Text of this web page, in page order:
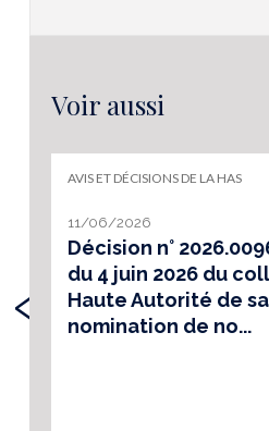
Voir aussi
AVIS ET DÉCISIONS DE LA HAS
11/06/2026
Décision n°
du 4 juin 2026 du
Haute Autorité de
nomination de no...
‹